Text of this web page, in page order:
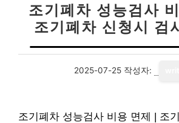
조기폐차 성능검사
조기폐차 신청시 검
2025-07-25 작성자:
조기폐차 성능검사 비용 면제 | 조